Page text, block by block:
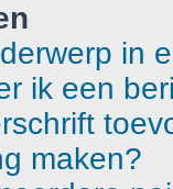
in
ik een
maken?